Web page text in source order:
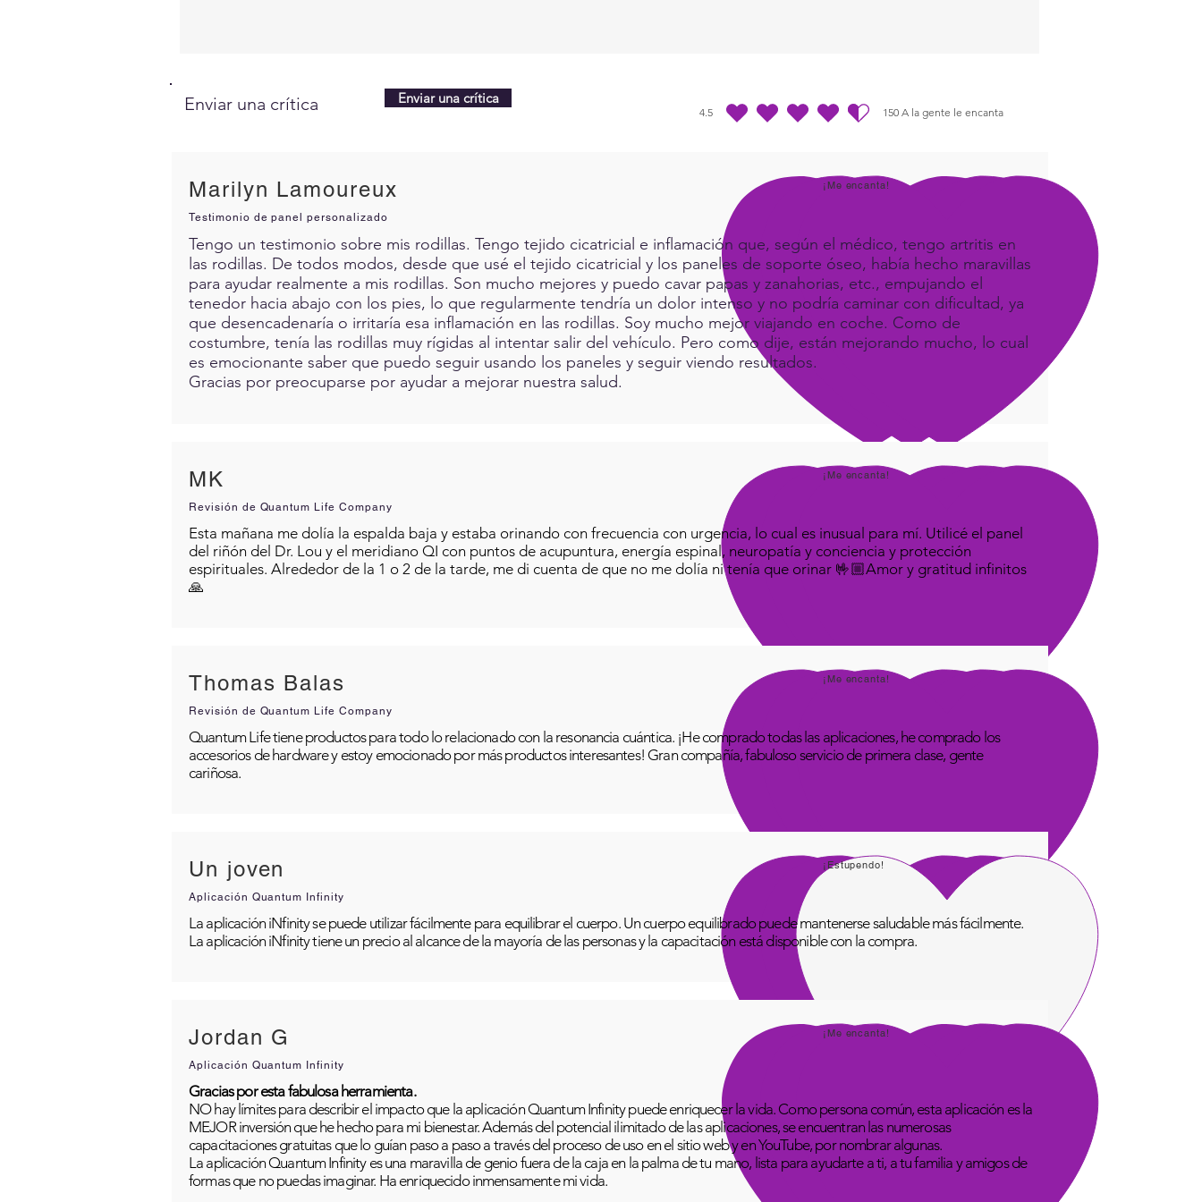
Enviar una crítica Enviar una crítica
4.5 150 A la gente le encanta
la calificación promedio es 4.5 de 5, basada en 150 votos, A la gente le encanta
Marilyn Lamoureux ¡Me encanta!
Testimonio de panel personalizado
Tengo un testimonio sobre mis rodillas. Tengo tejido cicatricial e inflamación que, según el médico, tengo artritis en
las rodillas. De todos modos, desde que usé el tejido cicatricial y los paneles de soporte óseo, había hecho maravillas
para ayudar realmente a mis rodillas. Son mucho mejores y puedo cavar papas y zanahorias, etc., empujando el
tenedor hacia abajo con los pies, lo que regularmente tendría un dolor intenso y no podría caminar con dificultad, ya
que desencadenaría o irritaría esa inflamación en las rodillas. Soy mucho mejor viajando en coche. Como de
costumbre, tenía las rodillas muy rígidas al intentar salir del vehículo. Pero como dije, están mejorando mucho, lo cual
es emocionante saber que puedo seguir usando los paneles y seguir viendo resultados.
Gracias por preocuparse por ayudar a mejorar nuestra salud.
MK ¡Me encanta!
Revisión de Quantum Life Company
Esta mañana me dolía la espalda baja y estaba orinando con frecuencia con urgencia, lo cual es inusual para mí. Utilicé el panel
del riñón del Dr. Lou y el meridiano QI con puntos de acupuntura, energía espinal, neuropatía y conciencia y protección
espirituales. Alrededor de la 1 o 2 de la tarde, me di cuenta de que no me dolía ni tenía que orinar 🤟🏼Amor y gratitud infinitos
🙏
Thomas Balas ¡Me encanta!
Revisión de Quantum Life Company
Quantum Life tiene productos para todo lo relacionado con la resonancia cuántica. ¡He comprado todas las aplicaciones, he comprado los
accesorios de hardware y estoy emocionado por más productos interesantes! Gran compañía, fabuloso servicio de primera clase, gente
cariñosa.
Un joven ¡Estupendo!
Aplicación Quantum Infinity
La aplicación iNfinity se puede utilizar fácilmente para equilibrar el cuerpo. Un cuerpo equilibrado puede mantenerse saludable más fácilmente.
La aplicación iNfinity tiene un precio al alcance de la mayoría de las personas y la capacitación está disponible con la compra.
Jordan G ¡Me encanta!
Aplicación Quantum Infinity
Gracias por esta fabulosa herramienta.
NO hay límites para describir el impacto que la aplicación Quantum Infinity puede enriquecer la vida. Como persona común, esta aplicación es la
MEJOR inversión que he hecho para mi bienestar. Además del potencial ilimitado de las aplicaciones, se encuentran las numerosas
capacitaciones gratuitas que lo guían paso a paso a través del proceso de uso en el sitio web y en YouTube, por nombrar algunas.
La aplicación Quantum Infinity es una maravilla de genio fuera de la caja en la palma de tu mano, lista para ayudarte a ti, a tu familia y amigos de
formas que no puedas imaginar. Ha enriquecido inmensamente mi vida.